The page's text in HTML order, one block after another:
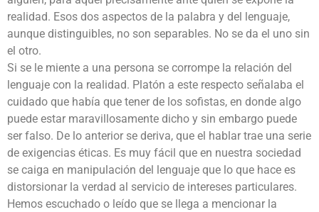
realidad. Esos dos aspectos de la palabra y del lenguaje,
aunque distinguibles, no son separables. No se da el uno sin
el otro.
Si se le miente a una persona se corrompe la relación del
lenguaje con la realidad. Platón a este respecto señalaba el
cuidado que había que tener de los sofistas, en donde algo
puede estar maravillosamente dicho y sin embargo puede
ser falso. De lo anterior se deriva, que el hablar trae una serie
de exigencias éticas. Es muy fácil que en nuestra sociedad
se caiga en manipulación del lenguaje que lo que hace es
distorsionar la verdad al servicio de intereses particulares.
Hemos escuchado o leído que se llega a mencionar la